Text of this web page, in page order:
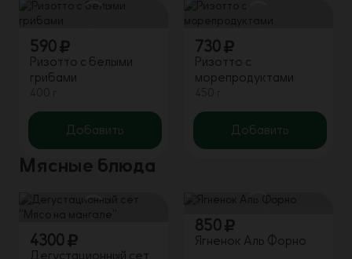
590
Ризотто с белыми
грибами
Добавить
730
Ризотто с
морепродуктами
Добавить
Мясные блюда
4300
Дегустационный сет
850
Ягненок Аль Форно